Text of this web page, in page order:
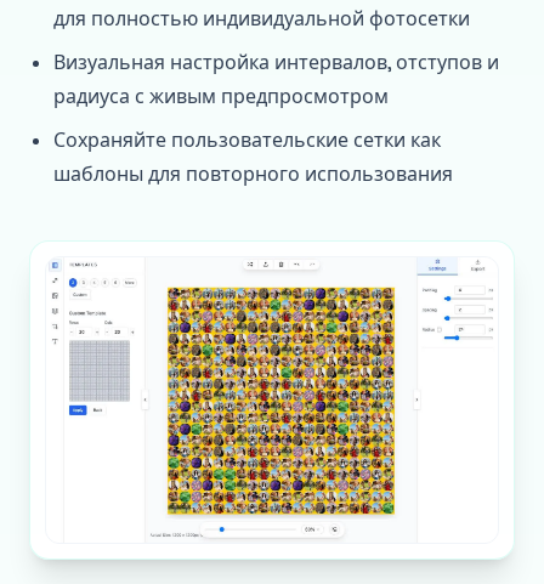
для полностью индивидуальной фотосетки
Визуальная настройка интервалов, отступов и
радиуса с живым предпросмотром
Сохраняйте пользовательские сетки как
шаблоны для повторного использования